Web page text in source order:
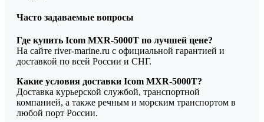
Часто задаваемые вопросы
Где купить Icom MXR-5000T по лучшей цене?
На сайте river-marine.ru с официальной гарантией и
доставкой по всей России и СНГ.
Какие условия доставки Icom MXR-5000T?
Доставка курьерской службой, транспортной
компанией, а также речным и морским транспортом в
любой порт России.